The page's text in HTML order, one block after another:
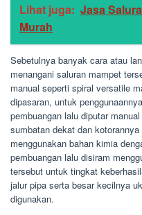
Lihat juga: Jasa
Murah
Sebetulnya banyak cara atau
menangani saluran mampet
manual seperti spiral versatile
dipasaran, untuk
pembuangan lalu diputar
sumbatan dekat dan
menggunakan bahan kimia
pembuangan lalu disiram
tersebut untuk tingkat
jalur pipa serta besar kecilnya
digunakan.